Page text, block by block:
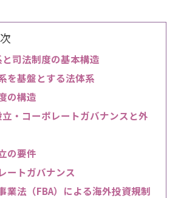
司法制度の基本構造
を基盤とする法体系
の構造
・コーポレートガバナンスと外
の要件
ートガバナンス
業法（FBA）による海外投資規制